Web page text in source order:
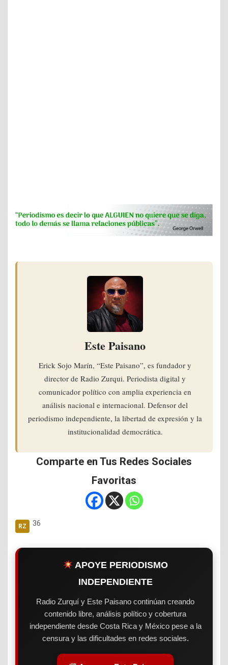
Este Paisano
Erick Sojo Marín, “Este Paisano”, es fundador y
director de Radio Zurqui. Periodista digital y
comunicador político con amplia experiencia en
análisis nacional e internacional. Defensor del
periodismo independiente, la libertad de expresión y la
institucionalidad democrática.
Comparte en Tus Redes Sociales
Favoritas
36
APOYE PERIODISMO
INDEPENDIENTE
Radio Zurquí y Este Paisano continúan creando
contenido libre, análisis político y cobertura
independiente desde Costa Rica y México pese a la
censura y las dificultades en redes sociales.